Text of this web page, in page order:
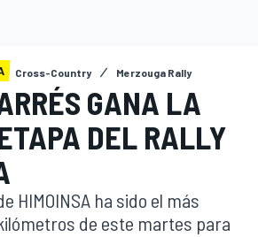
Cross-Country Merzouga Rally
GANA LA
DEL RALLY
HIMOINSA ha sido el más
de este martes para